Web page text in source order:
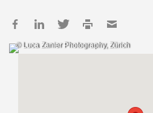
© Luca Zanier Photography, Zürich